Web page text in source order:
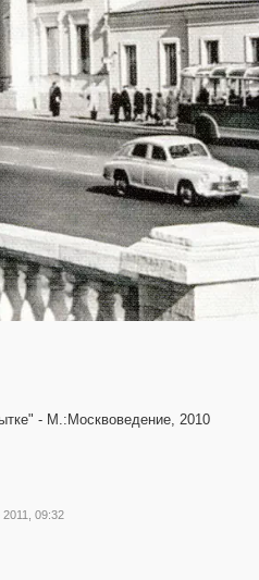
- М.:Москвоведение, 2010
09:32